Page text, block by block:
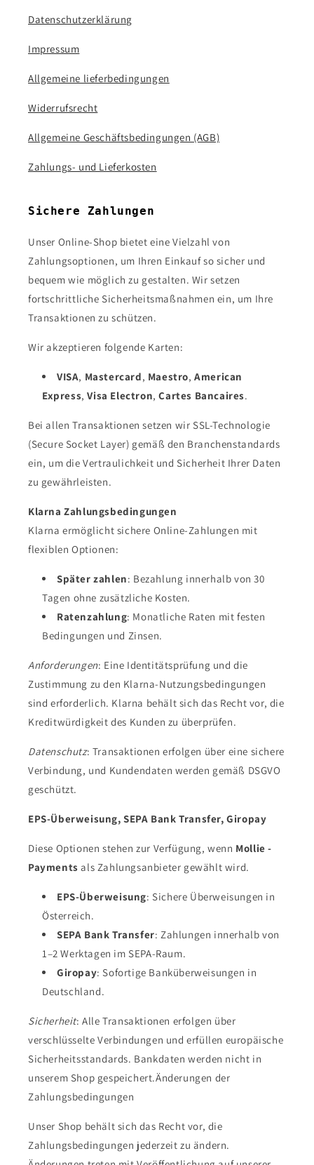
Datenschutzerklärung
Impressum
Allgemeine lieferbedingungen
Widerrufsrecht
Allgemeine Geschäftsbedingungen (AGB)
Zahlungs- und Lieferkosten
Sichere Zahlungen
Unser Online-Shop bietet eine Vielzahl von
Zahlungsoptionen, um Ihren Einkauf so sicher und
bequem wie möglich zu gestalten. Wir setzen
fortschrittliche Sicherheitsmaßnahmen ein, um Ihre
Transaktionen zu schützen.
Wir akzeptieren folgende Karten:
VISA, Mastercard, Maestro,American
Express,Visa Electron,Cartes Bancaires.
Bei allen Transaktionen setzen wir SSL-Technologie
(Secure Socket Layer) gemäß den Branchenstandards
ein, um die Vertraulichkeit und Sicherheit Ihrer Daten
zu gewährleisten.
Klarna Zahlungsbedingungen
Klarna ermöglicht sichere Online-Zahlungen mit
flexiblen Optionen:
Später zahlen: Bezahlung innerhalb von 30
Tagen ohne zusätzliche Kosten.
Ratenzahlung: Monatliche Raten mit festen
Bedingungen und Zinsen.
Anforderungen: Eine Identitätsprüfung und die
Zustimmung zu den Klarna-Nutzungsbedingungen
sind erforderlich. Klarna behält sich das Recht vor, die
Kreditwürdigkeit des Kunden zu überprüfen.
Datenschutz: Transaktionen erfolgen über eine sichere
Verbindung, und Kundendaten werden gemäß DSGVO
geschützt.
EPS-Überweisung, SEPA Bank Transfer, Giropay
Diese Optionen stehen zur Verfügung, wenn Mollie -
Payments als Zahlungsanbieter gewählt wird.
EPS-Überweisung: Sichere Überweisungen in
Österreich.
SEPA Bank Transfer: Zahlungen innerhalb von
1–2 Werktagen im SEPA-Raum.
Giropay: Sofortige Banküberweisungen in
Deutschland.
Sicherheit: Alle Transaktionen erfolgen über
verschlüsselte Verbindungen und erfüllen europäische
Sicherheitsstandards. Bankdaten werden nicht in
unserem Shop gespeichert.Änderungen der
Zahlungsbedingungen
Unser Shop behält sich das Recht vor, die
Zahlungsbedingungen jederzeit zu ändern.